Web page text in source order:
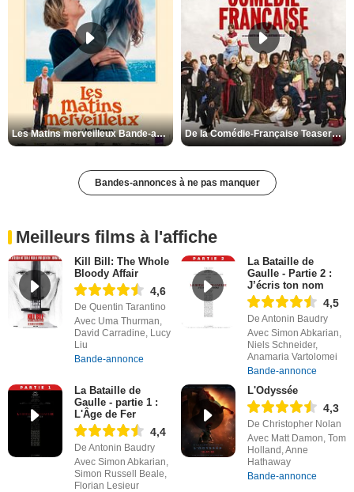
Les Matins merveilleux Bande-annonce VF De la Comédie-Française Teaser VF
Bandes-annonces à ne pas manquer
Meilleurs films à l'affiche
Kill Bill: The Whole
Bloody Affair
4,6
De Quentin Tarantino
Avec Uma Thurman,
David Carradine, Lucy
Liu
Bande-annonce
La Bataille de
Gaulle - Partie 2 :
J’écris ton nom
4,5
De Antonin Baudry
Avec Simon Abkarian,
Niels Schneider,
Anamaria Vartolomei
Bande-annonce
La Bataille de
Gaulle - partie 1 :
L'Âge de Fer
4,4
De Antonin Baudry
Avec Simon Abkarian,
Simon Russell Beale,
Florian Lesieur
L'Odyssée
4,3
De Christopher Nolan
Avec Matt Damon, Tom
Holland, Anne
Hathaway
Bande-annonce